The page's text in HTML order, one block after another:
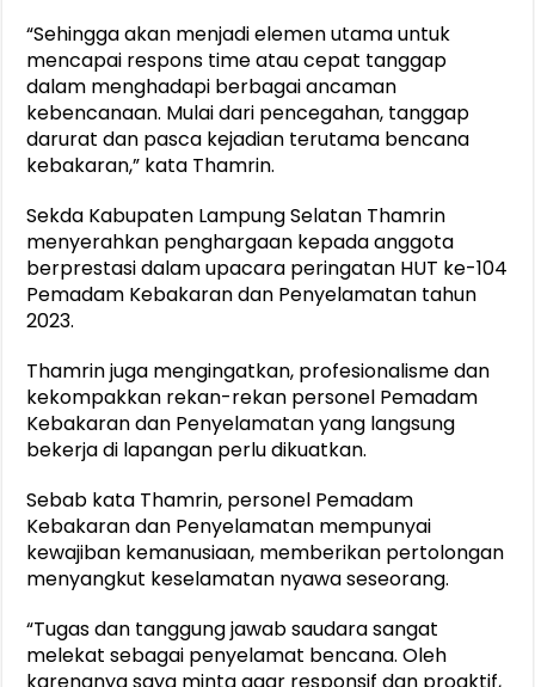
“Sehingga akan menjadi elemen utama untuk
mencapai respons time atau cepat tanggap
dalam menghadapi berbagai ancaman
kebencanaan. Mulai dari pencegahan, tanggap
darurat dan pasca kejadian terutama bencana
kebakaran,” kata Thamrin.
Sekda Kabupaten Lampung Selatan Thamrin
menyerahkan penghargaan kepada anggota
berprestasi dalam upacara peringatan HUT ke-104
Pemadam Kebakaran dan Penyelamatan tahun
2023.
Thamrin juga mengingatkan, profesionalisme dan
kekompakkan rekan-rekan personel Pemadam
Kebakaran dan Penyelamatan yang langsung
bekerja di lapangan perlu dikuatkan.
Sebab kata Thamrin, personel Pemadam
Kebakaran dan Penyelamatan mempunyai
kewajiban kemanusiaan, memberikan pertolongan
menyangkut keselamatan nyawa seseorang.
“Tugas dan tanggung jawab saudara sangat
melekat sebagai penyelamat bencana. Oleh